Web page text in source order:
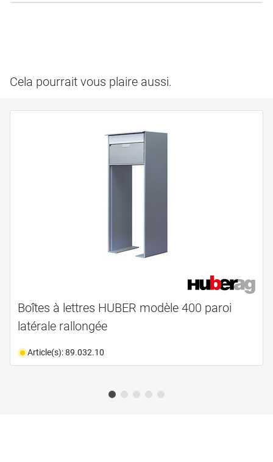
Cela pourrait vous plaire aussi.
Boîtes à lettres HUBER modèle 400 paroi
latérale rallongée
Article(s): 89.032.10